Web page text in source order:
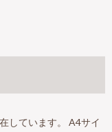
しています。 A4サイ